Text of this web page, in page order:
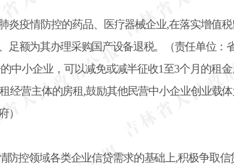
炎疫情防控的药品、医疗器械企业,在落实增值
额为其办理采购国产设备退税。（责任单位：
中小企业，可以减免或减半征收1至3个月的租
营主体的房租,鼓励其他民营中小企业创业载体
）
防控领域各类企业信贷需求的基础上,积极争取信